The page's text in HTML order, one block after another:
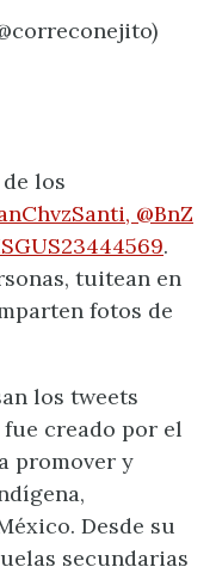
los
@BnZ
.
tuitean en
fotos de
los tweets
fue creado por el
promover y
Desde su
secundarias